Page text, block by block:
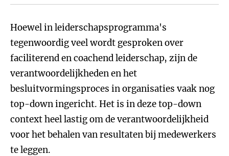
Hoewel in leiderschapsprogramma's
tegenwoordig veel wordt gesproken over
faciliterend en coachend leiderschap, zijn de
verantwoordelijkheden en het
besluitvormingsproces in organisaties vaak nog
top-down ingericht. Het is in deze top-down
context heel lastig om de verantwoordelijkheid
voor het behalen van resultaten bij medewerkers
te leggen.